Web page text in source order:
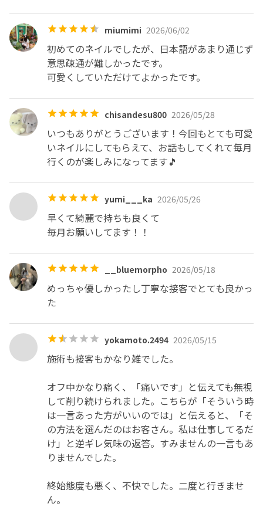
miumimi 2026/06/02
初めてのネイルでしたが、日本語があまり通じず
意思疎通が難しかったです。
可愛くしていただけてよかったです。
chisandesu800 2026/05/28
いつもありがとうございます！今回もとても可愛
いネイルにしてもらえて、お話もしてくれて毎月
行くのが楽しみになってます🎵
yumi___ka 2026/05/26
早くて綺麗で持ちも良くて
毎月お願いしてます！！
__bluemorpho 2026/05/18
めっちゃ優しかったし丁寧な接客でとても良かっ
た
yokamoto.2494 2026/05/15
施術も接客もかなり雑でした。
オフ中かなり痛く、「痛いです」と伝えても無視
して削り続けられました。こちらが「そういう時
は一言あった方がいいのでは」と伝えると、「そ
の方法を選んだのはお客さん。私は仕事してるだ
け」と逆ギレ気味の返答。すみませんの一言もあ
りませんでした。
終始態度も悪く、不快でした。二度と行きませ
ん。